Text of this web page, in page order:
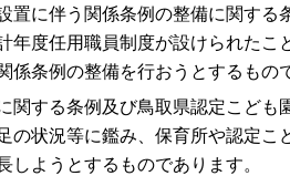
に伴う関係条例の整備に関する
年度任用職員制度が設けられたこ
条例の整備を行おうとするもの
する条例及び鳥取県認定こども
の状況等に鑑み、保育所や認定こ
しようとするものであります。